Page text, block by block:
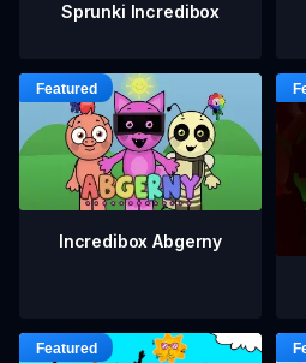
Sprunki Incredibox
Incredibox Abgerny